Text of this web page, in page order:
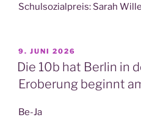
Schul­so­zi­al­preis: Sarah
VERÖFFENTLICHT
AM
9. JUNI 2026
Die 10b hat Berlin in
Eroberung beginnt
Be-Ja